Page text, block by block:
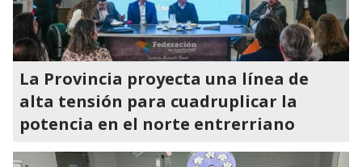
La Provincia proyecta una línea de
alta tensión para cuadruplicar la
potencia en el norte entrerriano